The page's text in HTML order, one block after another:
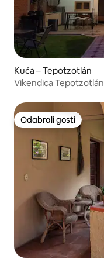
Kuća – Tepotzotlán
Vikendica Tepotzotlán
Odabrali gosti
Odabrali gosti